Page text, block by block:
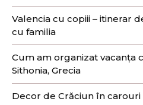
Valencia cu copiii – itinerar
cu familia
Cum am organizat vacanța
Sithonia, Grecia
Decor de Crăciun în carouri